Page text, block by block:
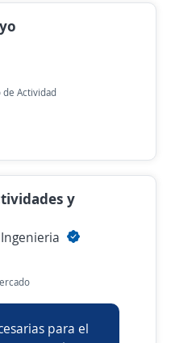
Actividad
y
para el